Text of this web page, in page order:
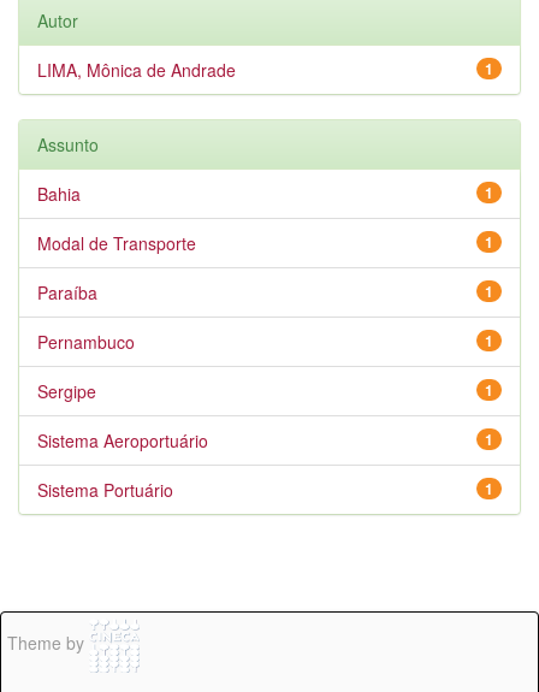
Autor
1
LIMA, Mônica de Andrade
Assunto
1
Bahia
1
Modal de Transporte
1
Paraíba
1
Pernambuco
1
Sergipe
1
Sistema Aeroportuário
1
Sistema Portuário
Theme by